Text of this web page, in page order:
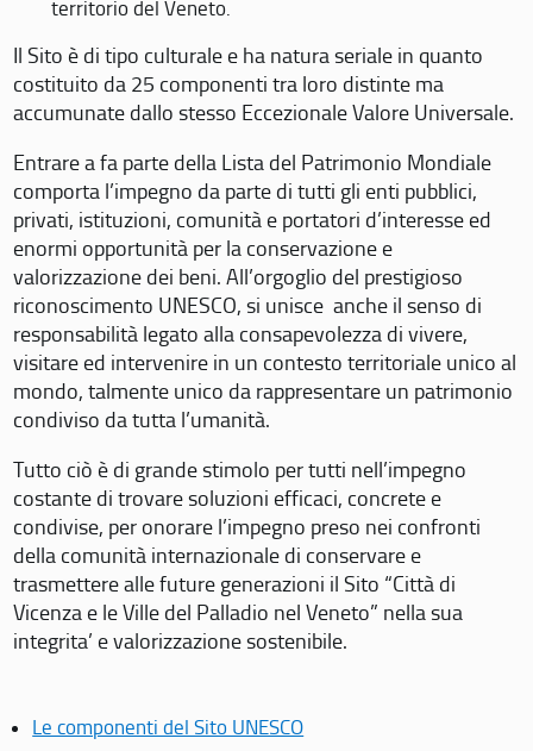
territorio del Veneto.
Il Sito è di tipo culturale e ha natura seriale in quanto
costituito da 25 componenti tra loro distinte ma
accumunate dallo stesso Eccezionale Valore Universale.
Entrare a fa parte della Lista del Patrimonio Mondiale
comporta l’impegno da parte di tutti gli enti pubblici,
privati, istituzioni, comunità e portatori d’interesse ed
enormi opportunità per la conservazione e
valorizzazione dei beni. All’orgoglio del prestigioso
riconoscimento UNESCO, si unisce anche il senso di
responsabilità legato alla consapevolezza di vivere,
visitare ed intervenire in un contesto territoriale unico al
mondo, talmente unico da rappresentare un patrimonio
condiviso da tutta l’umanità.
Tutto ciò è di grande stimolo per tutti nell’impegno
costante di trovare soluzioni efficaci, concrete e
condivise, per onorare l’impegno preso nei confronti
della comunità internazionale di conservare e
trasmettere alle future generazioni il Sito “Città di
Vicenza e le Ville del Palladio nel Veneto” nella sua
integrita’ e valorizzazione sostenibile.
Le componenti del Sito UNESCO